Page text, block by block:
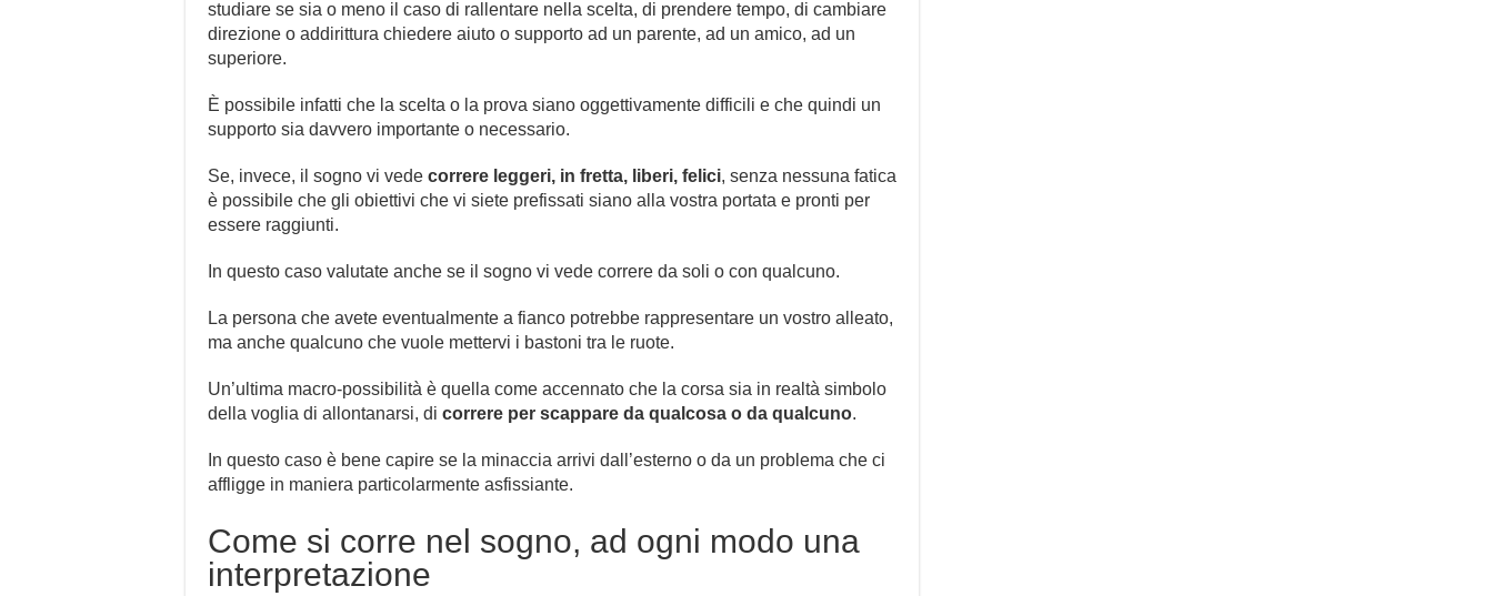
studiare se sia o meno il caso di rallentare nella scelta, di prendere tempo, di cambiare
direzione o addirittura chiedere aiuto o supporto ad un parente, ad un amico, ad un
superiore.
È possibile infatti che la scelta o la prova siano oggettivamente difficili e che quindi un
supporto sia davvero importante o necessario.
Se, invece, il sogno vi vede correre leggeri, in fretta, liberi, felici, senza nessuna fatica
è possibile che gli obiettivi che vi siete prefissati siano alla vostra portata e pronti per
essere raggiunti.
In questo caso valutate anche se il sogno vi vede correre da soli o con qualcuno.
La persona che avete eventualmente a fianco potrebbe rappresentare un vostro alleato,
ma anche qualcuno che vuole mettervi i bastoni tra le ruote.
Un’ultima macro-possibilità è quella come accennato che la corsa sia in realtà simbolo
della voglia di allontanarsi, di correre per scappare da qualcosa o da qualcuno.
In questo caso è bene capire se la minaccia arrivi dall’esterno o da un problema che ci
affligge in maniera particolarmente asfissiante.
Come si corre nel sogno, ad ogni modo una
interpretazione